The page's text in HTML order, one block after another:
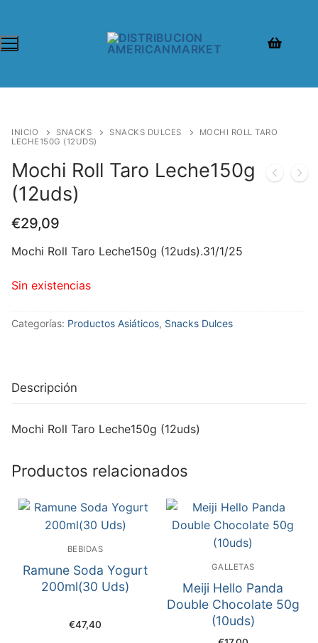
INICIO SNACKS SNACKS DULCES
MOCHI ROLL TARO
LECHE150G (12UDS)
Mochi Roll Taro Leche150g
(12uds)
€29,09
Mochi Roll Taro Leche150g (12uds).31/1/25
Sin existencias
Categorías: Productos Asiáticos, Snacks Dulces
Descripción
Mochi Roll Taro Leche150g (12uds)
Productos relacionados
BEBIDAS
Ramune Soda Yogurt
200ml(30 Uds)
€47,40
GALLETAS
Meiji Hello Panda
Double Chocolate 50g
(10uds)